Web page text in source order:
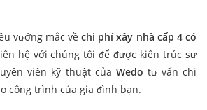
vướng mắc vềchi phí xây nhà cấp 4 có
hệ với chúng tôi để được kiến trúc sư
viên kỹ thuật của Wedo tư vấn chi
công trình của gia đình bạn.